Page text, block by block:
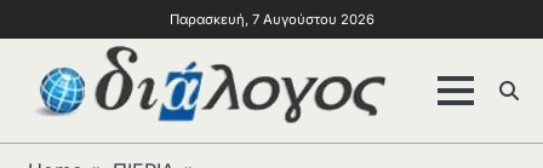
Παρασκευή, 7 Αυγούστου 2026